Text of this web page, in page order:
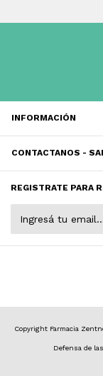
INFORMACIÓN
CONTACTANOS -
REGISTRATE PARA
Copyright Farmacia
Defensa de